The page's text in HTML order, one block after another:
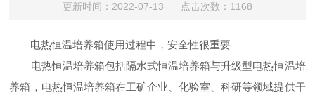
更新时间：2022-07-13 点击次数：1168
电热恒温培养箱使用过程中，安全性很重要
电热恒温培养箱包括隔水式恒温培养箱与升级型电热恒温培
养箱，电热恒温培养箱在工矿企业、化验室、科研等领域提供干